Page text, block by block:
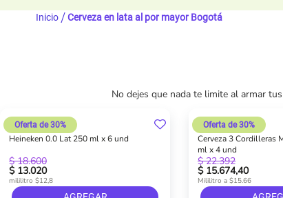
Inicio Cerveza en lata al por mayor Bogotá
No dejes que nada te limite al armar
Heineken 0.0 Lat 250 ml x 6 und
$ 13.020
$ 18.600
Oferta de 30%
mililitro $12,8
Cerveza 3 Cordilleras
ml x 4 und
Oferta de 30%
$ 22.392
$ 15.674,40
Mililitro a $15.66